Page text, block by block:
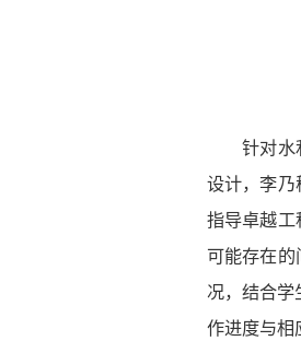
针对水
设计，李乃
指导卓越工
可能存在
况，结合学
作进度与相